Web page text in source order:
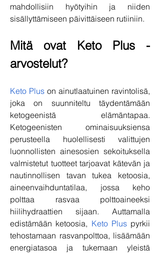
mahdollisiin hyötyihin ja niiden
sisällyttämiseen päivittäiseen rutiiniin.
Mitä ovat Keto Plus -
arvostelut?
Keto Plus on ainutlaatuinen ravintolisä,
joka on suunniteltu täydentämään
ketogeenistä elämäntapaa.
Ketogeenisten ominaisuuksiensa
perusteella huolellisesti valittujen
luonnollisten ainesosien sekoituksella
valmistetut tuotteet tarjoavat kätevän ja
nautinnollisen tavan tukea ketoosia,
aineenvaihduntatilaa, jossa keho
polttaa rasvaa polttoaineeksi
hiilihydraattien sijaan. Auttamalla
edistämään ketoosia, Keto Plus pyrkii
tehostamaan rasvanpolttoa, lisäämään
energiatasoa ja tukemaan yleistä